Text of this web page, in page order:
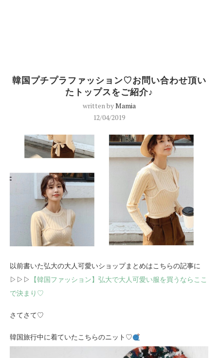
韓国プチプラファッション♡お問い合わせ頂い
たトップスをご紹介♪
written byMamia
12/04/2019
以前書いた弘大の大人可愛いショップまとめはこちらの記事に
▷▷▷
【韓国ファッション】弘大で大人可愛い服を買うならここ
で決まり♡
さてさて♡
韓国旅行中に着ていたこちらのニット♡